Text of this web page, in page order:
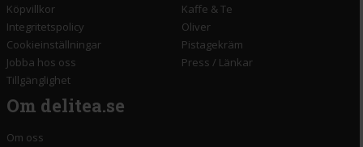
Köpvillkor
Integritetspolicy
Cookieinställningar
Jobba hos oss
Tillgänglighet
Kaffe & Te
Oliver
Pistagekräm
Press / Länkar
Om delitea.se
Om oss